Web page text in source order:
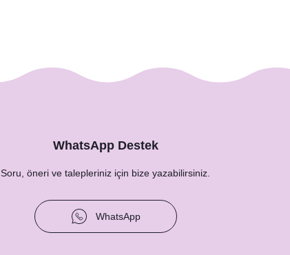
WhatsApp Destek
Soru, öneri ve talepleriniz için bize yazabilirsiniz.
WhatsApp